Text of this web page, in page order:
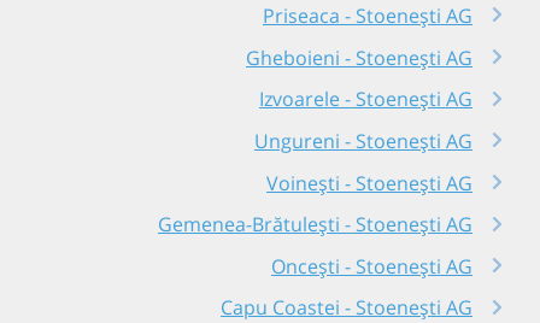
Priseaca - Stoenești AG
Gheboieni - Stoenești AG
Izvoarele - Stoenești AG
Ungureni - Stoenești AG
Voinești - Stoenești AG
Gemenea-Brătulești - Stoenești AG
Oncești - Stoenești AG
Capu Coastei - Stoenești AG